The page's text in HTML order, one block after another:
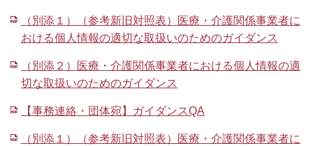
（別添１）（参考新旧対照表）医療・介護関係事業者に
おける個人情報の適切な取扱いのためのガイダンス
（別添２）医療・介護関係事業者における個人情報の適
切な取扱いのためのガイダンス
【事務連絡・団体宛】ガイダンスQA
（別添１）（参考新旧対照表）医療・介護関係事業者に